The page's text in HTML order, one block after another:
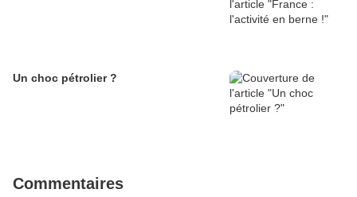
Un choc pétrolier ?
Commentaires